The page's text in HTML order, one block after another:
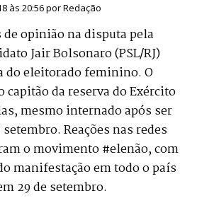
às 20:56 por Redação
opinião na disputa pela
Jair Bolsonaro (PSL/RJ)
do eleitorado feminino. O
capitão da reserva do Exército
mesmo internado após ser
Reações nas redes
o movimento #elenão, com
manifestação em todo o país
29 de setembro.